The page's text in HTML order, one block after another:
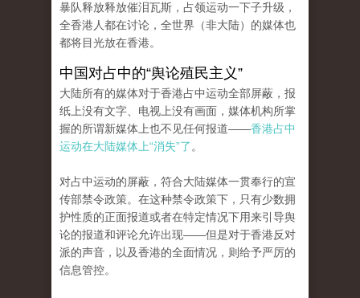
暴队释放释放催泪瓦斯，占领运动一下子升级，
全香港人都在讨论，全世界（非大陆）的媒体也
都将目光放在香港。
中国对占中的“舆论殖民主义”
大陆所有的媒体对于香港占中运动全部屏蔽，报
纸上没有文字、电视上没有画面，媒体机构所掌
握的所谓新媒体上也不见任何报道——香港占中
运动在大陆媒体上“消失”了 。
对占中运动的屏蔽，符合大陆媒体一贯奉行的宣
传部禁令政策。在这种禁令政策下，只有少数拥
护性质的正面报道或者在特定情况下用来引导舆
论的报道和评论允许出现——但是对于香港反对
派的声音，以及香港的全面情况，则给予严厉的
信息管控。